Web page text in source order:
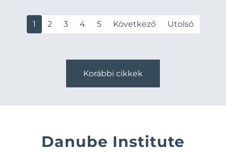
1 2 3 4 5 Következő Utolsó
Korábbi cikkek
Danube Institute